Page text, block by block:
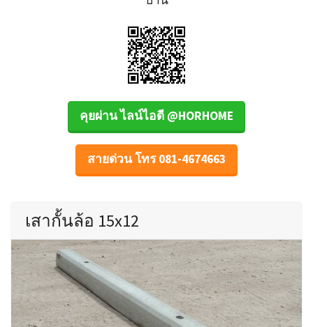
คุยผ่าน ไลน์ไอดี @HORHOME
สายด่วน โทร 081-4674663
เสากั้นล้อ 15x12